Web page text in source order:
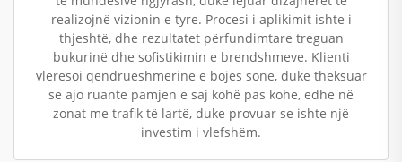
realizojnë vizionin e tyre. Procesi i aplikimit ishte i
thjeshtë, dhe rezultatet përfundimtare treguan
bukurinë dhe sofistikimin e brendshmeve. Klienti
vlerësoi qëndrueshmërinë e bojës sonë, duke theksuar
se ajo ruante pamjen e saj kohë pas kohe, edhe në
zonat me trafik të lartë, duke provuar se ishte një
investim i vlefshëm.